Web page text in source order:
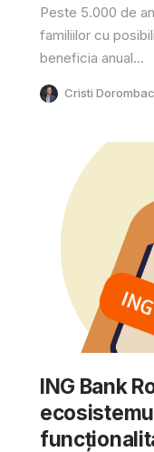
Peste 5.000 de
familiilor cu
beneficia anual...
Cristi
ING Bank